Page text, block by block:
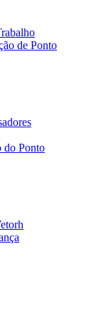
de Ponto
do Ponto